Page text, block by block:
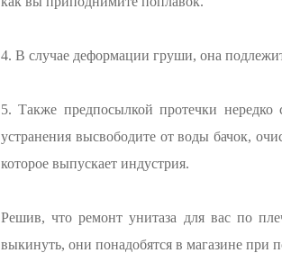
4. В случае деформации груши, она
5. Также предпосылкой протечки нередко
устранения высвободите от воды бачок,
которое выпускает индустрия.
Решив, что ремонт унитаза для вас по
выкинуть, они понадобятся в магазине при